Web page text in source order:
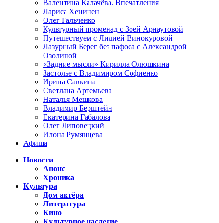
Валентина Калачёва. Впечатления
Лариса Хенинен
Олег Гальченко
Культурный променад с Зоей Арнаутовой
Путешествуем с Лидией Винокуровой
Лазурный Берег без пафоса с Александрой
Озолиной
«Задние мысли» Кирилла Олюшкина
Застолье с Владимиром Софиенко
Ирина Савкина
Светлана Артемьева
Наталья Мешкова
Владимир Берштейн
Екатерина Габалова
Олег Липовецкий
Илона Румянцева
Афиша
Новости
Анонс
Хроника
Культура
Дом актёра
Литература
Кино